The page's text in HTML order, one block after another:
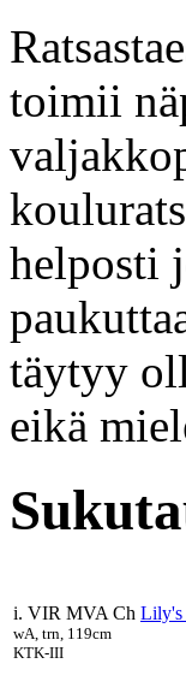
toimii
helposti
täytyy
eikä
i. VIR MVA Ch Lily's
wA, trn, 119cm
KTK-III